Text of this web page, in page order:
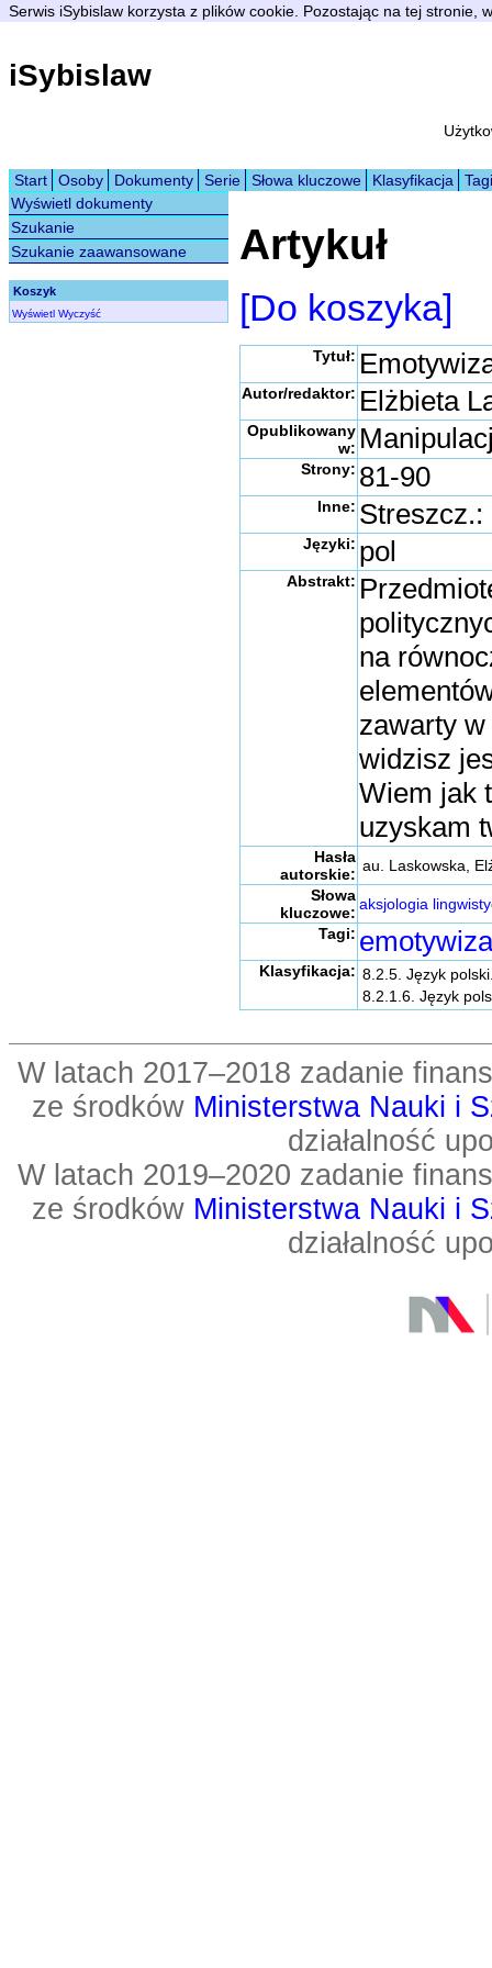
Serwis iSybislaw korzysta z plików cookie. Pozostając na tej stronie,
iSybislaw
Start Osoby Dokumenty Serie Słowa kluczowe Klasyfikacja
Tagi
Wyświetl dokumenty
Szukanie
Szukanie zaawansowane
Koszyk
Wyświetl Wyczyść
Artykuł
[Do koszyka]
Tytuł:
Autor/redaktor: Elżbieta
Opublikowany
w:
Strony: 81-90
Inne: Streszcz.:
Języki: pol
Abstrakt:
na
zawarty
widzisz
Wiem jak
uzyskam
Hasła
autorskie: au. Laskowska,
Słowa
kluczowe: aksjologia
Tagi:
Klasyfikacja: 8.2.5. Język
8.2.1.6. Język
W latach 2017–2018 zadanie
ze środków Ministerstwa Nauki i
działalność
W latach 2019–2020 zadanie
ze środków Ministerstwa Nauki i
działalność